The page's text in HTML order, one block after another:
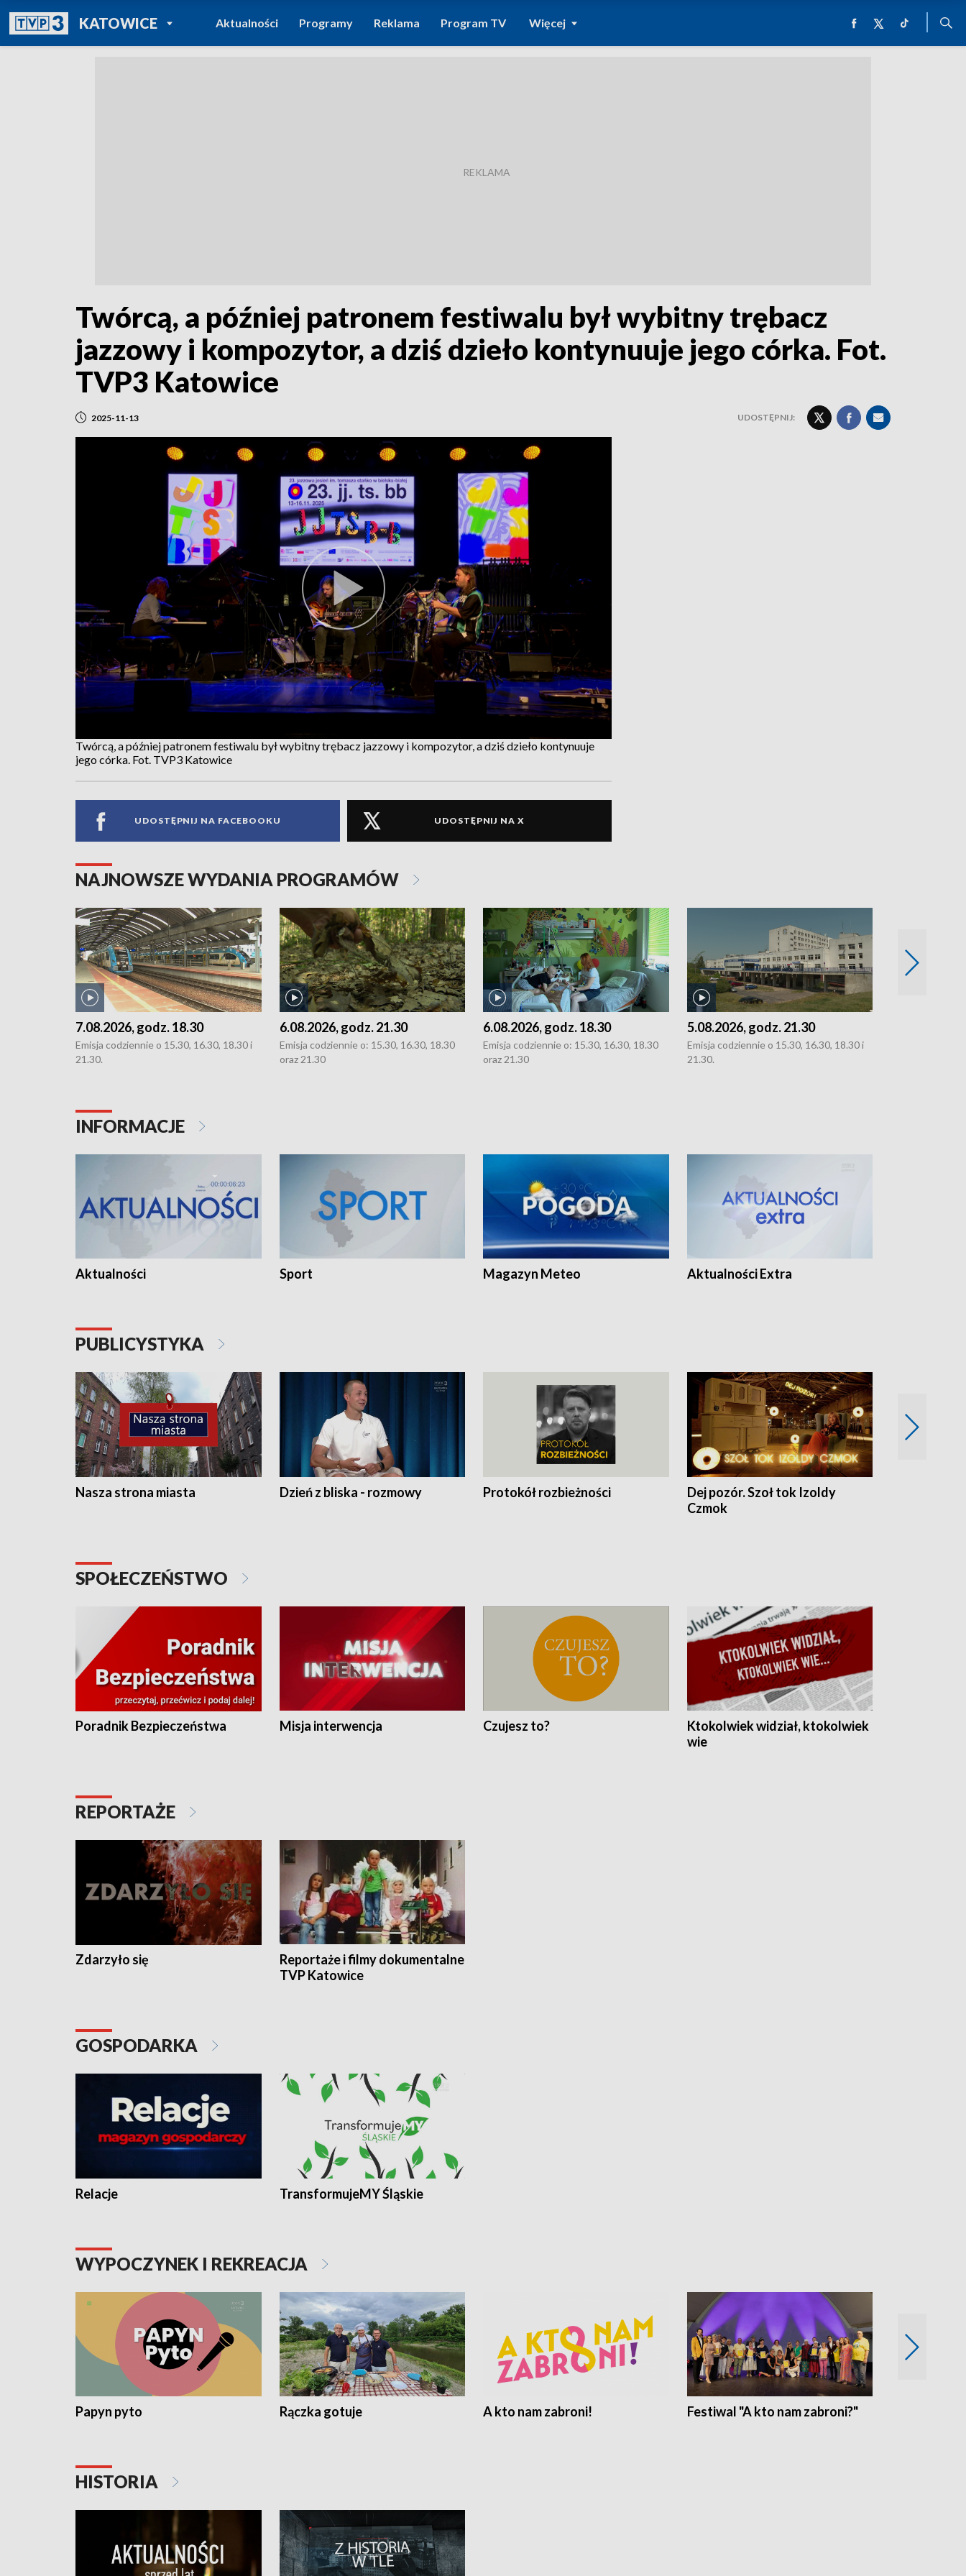
KATOWICEPOWRÓT DO
TVP REGIONY
Aktualności Programy Reklama Program TV Więcej
Twórcą, a później patronem festiwalu był wybitny trębacz
jazzowy i kompozytor, a dziś dzieło kontynuuje jego córka. Fot.
TVP3 Katowice
2025-11-13 UDOSTĘPNIJ:
Twórcą, a później patronem festiwalu był wybitny trębacz jazzowy i kompozytor, a dziś dzieło kontynuuje
jego córka. Fot. TVP3 Katowice
UDOSTĘPNIJ NA FACEBOOKU UDOSTĘPNIJ NA X
NAJNOWSZE WYDANIA PROGRAMÓW
7.08.2026, godz. 18.30
Emisja codziennie o 15.30, 16.30, 18.30 i
21.30.
6.08.2026, godz. 21.30
Emisja codziennie o: 15.30, 16.30, 18.30
oraz 21.30
6.08.2026, godz. 18.30
Emisja codziennie o: 15.30, 16.30, 18.30
oraz 21.30
5.08.2026, godz. 21.30
Emisja codziennie o 15.30, 16.30, 18.30 i
21.30.
INFORMACJE
Aktualności Sport Magazyn Meteo Aktualności Extra
PUBLICYSTYKA
Nasza strona miasta Dzień z bliska - rozmowy Protokół rozbieżności
Dej pozór. Szoł tok Izoldy
Czmok
SPOŁECZEŃSTWO
Poradnik Bezpieczeństwa Misja interwencja Czujesz to?
Ktokolwiek widział, ktokolwiek
wie
REPORTAŻE
Zdarzyło się
Reportaże i filmy dokumentalne
TVP Katowice
GOSPODARKA
Relacje TransformujeMY Śląskie
WYPOCZYNEK I REKREACJA
Papyn pyto Rączka gotuje A kto nam zabroni! Festiwal "A kto nam zabroni?"
HISTORIA